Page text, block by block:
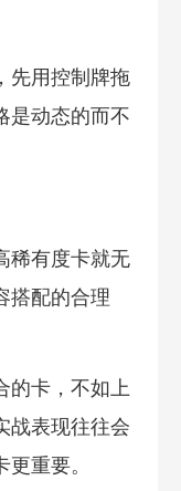
先用控制牌拖
是动态的而不
稀有度卡就无
搭配的合理
的卡，不如上
战表现往往会
重要。